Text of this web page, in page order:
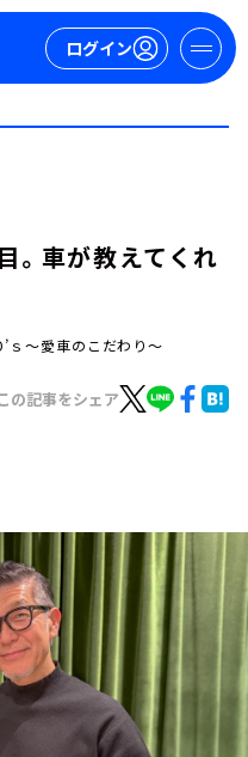
ログイン
。車が教えてくれ
ｓ～愛車のこだわり～
の記事をシェア